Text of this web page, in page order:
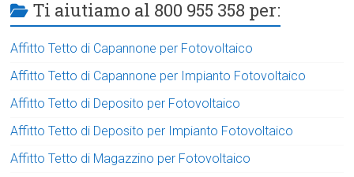
Ti aiutiamo al 800 955 358 per:
Affitto Tetto di Capannone per Fotovoltaico
Affitto Tetto di Capannone per Impianto Fotovoltaico
Affitto Tetto di Deposito per Fotovoltaico
Affitto Tetto di Deposito per Impianto Fotovoltaico
Affitto Tetto di Magazzino per Fotovoltaico